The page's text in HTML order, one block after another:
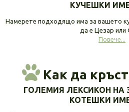
КУЧЕШКИ
Намерете подходящо има за вашето
да е Цезар или
Повече...
Как да
ГОЛЕМИЯ ЛЕКСИКОН НА
КОТЕШКИ